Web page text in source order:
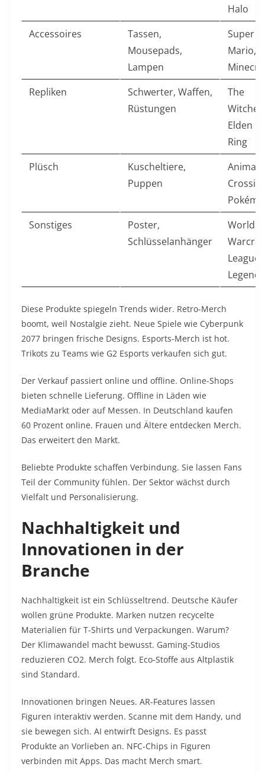
Halo
Accessoires
Tassen,
Mousepads,
Lampen
Super
Mario,
Repliken
Schwerter, Waffen,
Rüstungen
The
Witcher,
Elden
Ring
Plüsch
Kuscheltiere,
Puppen
Animal
Sonstiges
Poster,
Schlüsselanhänger
World
League
Legends
Diese Produkte spiegeln Trends wider. Retro-Merch
boomt, weil Nostalgie zieht. Neue Spiele wie Cyberpunk
2077 bringen frische Designs. Esports-Merch ist hot.
Trikots zu Teams wie G2 Esports verkaufen sich gut.
Der Verkauf passiert online und offline. Online-Shops
bieten schnelle Lieferung. Offline in Läden wie
MediaMarkt oder auf Messen. In Deutschland kaufen
60 Prozent online. Frauen und Ältere entdecken Merch.
Das erweitert den Markt.
Beliebte Produkte schaffen Verbindung. Sie lassen Fans
Teil der Community fühlen. Der Sektor wächst durch
Vielfalt und Personalisierung.
Nachhaltigkeit und
Innovationen in der
Branche
Nachhaltigkeit ist ein Schlüsseltrend. Deutsche Käufer
wollen grüne Produkte. Marken nutzen recycelte
Materialien für T-Shirts und Verpackungen. Warum?
Der Klimawandel macht bewusst. Gaming-Studios
reduzieren CO2. Merch folgt. Eco-Stoffe aus Altplastik
sind Standard.
Innovationen bringen Neues. AR-Features lassen
Figuren interaktiv werden. Scanne mit dem Handy, und
sie bewegen sich. AI entwirft Designs. Es passt
Produkte an Vorlieben an. NFC-Chips in Figuren
verbinden mit Apps. Das macht Merch smart.